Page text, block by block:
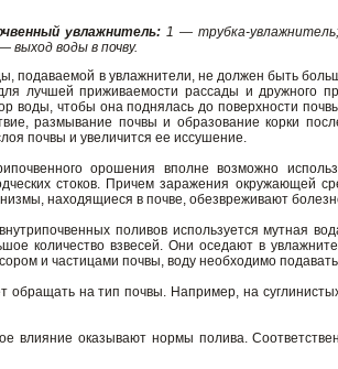
увлажнитель: 1 — трубка-
выход воды в почву.
подаваемой в увлажнители, не должен быть
лучшей приживаемости рассады и дружного
воды, чтобы она поднялась до поверхности
размывание почвы и образование корки
почвы и увеличится ее иссушение.
орошения вполне возможно
стоков. Причем заражения окружающей
находящиеся в почве, обезвреживают
поливов используется мутная
количество взвесей. Они оседают в
и частицами почвы, воду необходимо
обращать на тип почвы. Например, на
влияние оказывают нормы полива.